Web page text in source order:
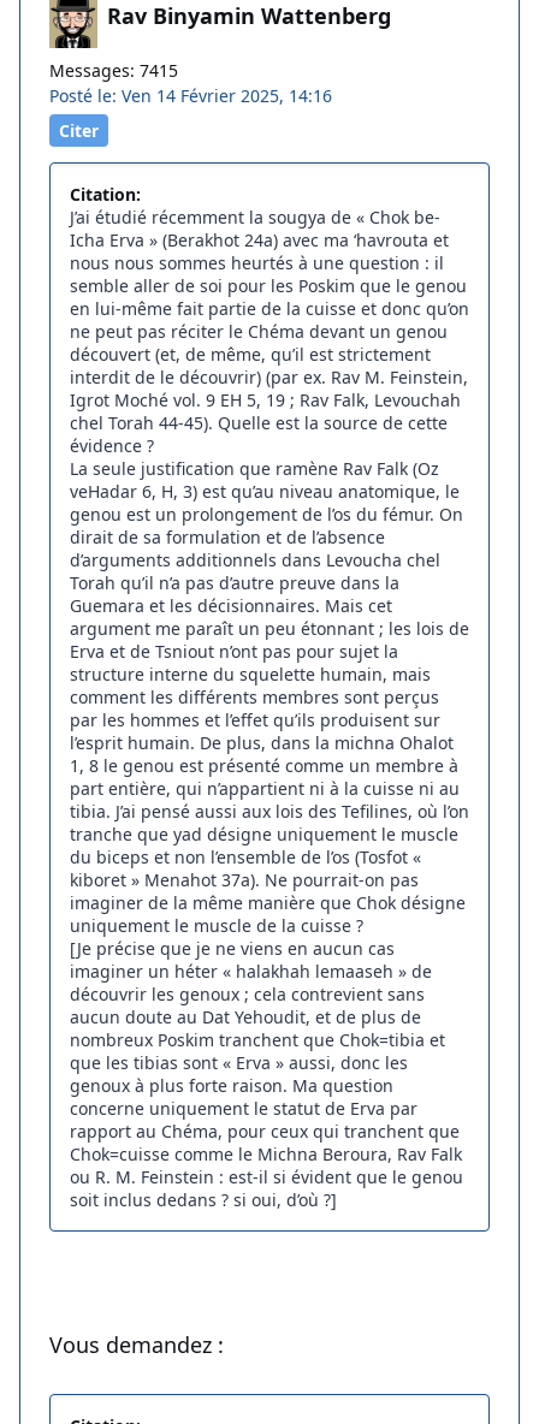
Rav Binyamin Wattenberg
Messages: 7415
Posté le: Ven 14 Février 2025, 14:16
Citer
Citation:
J’ai étudié récemment la sougya de « Chok be-
Icha Erva » (Berakhot 24a) avec ma ‘havrouta et
nous nous sommes heurtés à une question : il
semble aller de soi pour les Poskim que le genou
en lui-même fait partie de la cuisse et donc qu’on
ne peut pas réciter le Chéma devant un genou
découvert (et, de même, qu’il est strictement
interdit de le découvrir) (par ex. Rav M. Feinstein,
Igrot Moché vol. 9 EH 5, 19 ; Rav Falk, Levouchah
chel Torah 44-45). Quelle est la source de cette
évidence ?
La seule justification que ramène Rav Falk (Oz
veHadar 6, H, 3) est qu’au niveau anatomique, le
genou est un prolongement de l’os du fémur. On
dirait de sa formulation et de l’absence
d’arguments additionnels dans Levoucha chel
Torah qu’il n’a pas d’autre preuve dans la
Guemara et les décisionnaires. Mais cet
argument me paraît un peu étonnant ; les lois de
Erva et de Tsniout n’ont pas pour sujet la
structure interne du squelette humain, mais
comment les différents membres sont perçus
par les hommes et l’effet qu’ils produisent sur
l’esprit humain. De plus, dans la michna Ohalot
1, 8 le genou est présenté comme un membre à
part entière, qui n’appartient ni à la cuisse ni au
tibia. J’ai pensé aussi aux lois des Tefilines, où l’on
tranche que yad désigne uniquement le muscle
du biceps et non l’ensemble de l’os (Tosfot «
kiboret » Menahot 37a). Ne pourrait-on pas
imaginer de la même manière que Chok désigne
uniquement le muscle de la cuisse ?
[Je précise que je ne viens en aucun cas
imaginer un héter « halakhah lemaaseh » de
découvrir les genoux ; cela contrevient sans
aucun doute au Dat Yehoudit, et de plus de
nombreux Poskim tranchent que Chok=tibia et
que les tibias sont « Erva » aussi, donc les
genoux à plus forte raison. Ma question
concerne uniquement le statut de Erva par
rapport au Chéma, pour ceux qui tranchent que
Chok=cuisse comme le Michna Beroura, Rav Falk
ou R. M. Feinstein : est-il si évident que le genou
soit inclus dedans ? si oui, d’où ?]
Vous demandez :